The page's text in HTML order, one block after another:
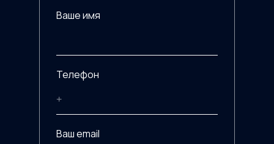
Ваше имя
Телефон
Ваш email